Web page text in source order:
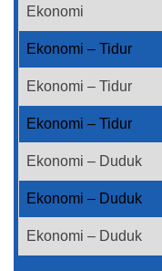
Ekonomi
Ekonomi – Tidur
Ekonomi – Tidur
Ekonomi – Tidur
Ekonomi – Duduk
Ekonomi – Duduk
Ekonomi – Duduk